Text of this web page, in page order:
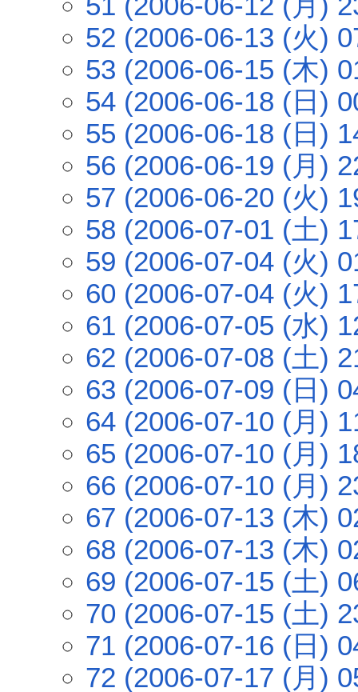
52 (2006-06-13 (火)
53 (2006-06-15 (木)
54 (2006-06-18 (日)
55 (2006-06-18 (日)
56 (2006-06-19 (月)
57 (2006-06-20 (火)
58 (2006-07-01 (土)
59 (2006-07-04 (火)
60 (2006-07-04 (火)
61 (2006-07-05 (水)
62 (2006-07-08 (土)
63 (2006-07-09 (日)
64 (2006-07-10 (月)
65 (2006-07-10 (月)
66 (2006-07-10 (月)
67 (2006-07-13 (木)
68 (2006-07-13 (木)
69 (2006-07-15 (土)
70 (2006-07-15 (土)
71 (2006-07-16 (日)
72 (2006-07-17 (月)